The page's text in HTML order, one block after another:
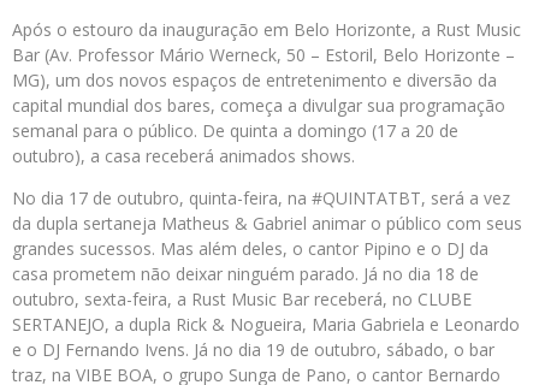
Após o estouro da inauguração em Belo Horizonte, a Rust Music
Bar (Av. Professor Mário Werneck, 50 – Estoril, Belo Horizonte –
MG), um dos novos espaços de entretenimento e diversão da
capital mundial dos bares, começa a divulgar sua programação
semanal para o público. De quinta a domingo (17 a 20 de
outubro), a casa receberá animados shows.
No dia 17 de outubro, quinta-feira, na #QUINTATBT, será a vez
da dupla sertaneja Matheus & Gabriel animar o público com seus
grandes sucessos. Mas além deles, o cantor Pipino e o DJ da
casa prometem não deixar ninguém parado. Já no dia 18 de
outubro, sexta-feira, a Rust Music Bar receberá, no CLUBE
SERTANEJO, a dupla Rick & Nogueira, Maria Gabriela e Leonardo
e o DJ Fernando Ivens. Já no dia 19 de outubro, sábado, o bar
traz, na VIBE BOA, o grupo Sunga de Pano, o cantor Bernardo